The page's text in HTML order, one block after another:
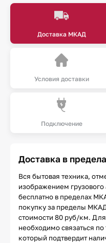
Доставка МКАД
Условия доставки
Подключение
Доставка в
Вся бытовая техника,
изображением грузового
бесплатно в пределах
покупку за пределы
стоимости 80 руб/км.
необходимо связаться
который подтвердит